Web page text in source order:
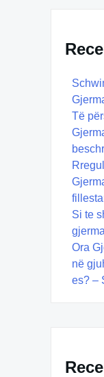
Të
Si te
Ora
në
es? –